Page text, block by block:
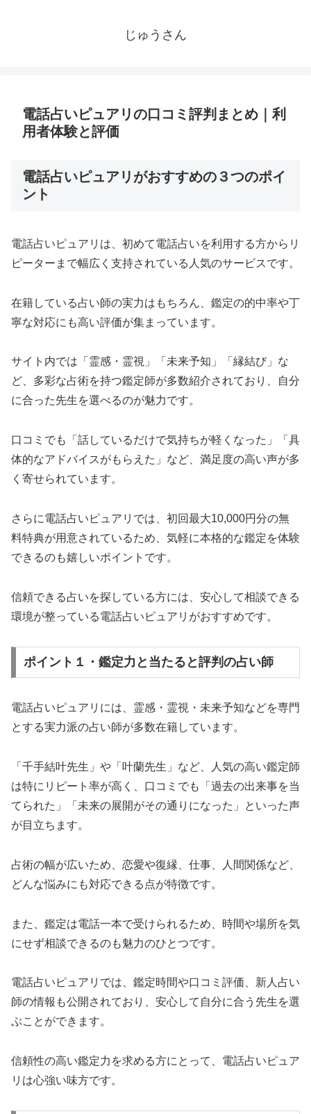
じゅうさん
電話占いピュアリの口コミ評判まとめ｜利
用者体験と評価
電話占いピュアリがおすすめの３つのポイ
ント
電話占いピュアリは、初めて電話占いを利用する方からリ
ピーターまで幅広く支持されている人気のサービスです。
在籍している占い師の実力はもちろん、鑑定の的中率や丁
寧な対応にも高い評価が集まっています。
サイト内では「霊感・霊視」「未来予知」「縁結び」な
ど、多彩な占術を持つ鑑定師が多数紹介されており、自分
に合った先生を選べるのが魅力です。
口コミでも「話しているだけで気持ちが軽くなった」「具
体的なアドバイスがもらえた」など、満足度の高い声が多
く寄せられています。
さらに電話占いピュアリでは、初回最大10,000円分の無
料特典が用意されているため、気軽に本格的な鑑定を体験
できるのも嬉しいポイントです。
信頼できる占いを探している方には、安心して相談できる
環境が整っている電話占いピュアリがおすすめです。
ポイント１・鑑定力と当たると評判の占い師
電話占いピュアリには、霊感・霊視・未来予知などを専門
とする実力派の占い師が多数在籍しています。
「千手結叶先生」や「叶蘭先生」など、人気の高い鑑定師
は特にリピート率が高く、口コミでも「過去の出来事を当
てられた」「未来の展開がその通りになった」といった声
が目立ちます。
占術の幅が広いため、恋愛や復縁、仕事、人間関係など、
どんな悩みにも対応できる点が特徴です。
また、鑑定は電話一本で受けられるため、時間や場所を気
にせず相談できるのも魅力のひとつです。
電話占いピュアリでは、鑑定時間や口コミ評価、新人占い
師の情報も公開されており、安心して自分に合う先生を選
ぶことができます。
信頼性の高い鑑定力を求める方にとって、電話占いピュア
リは心強い味方です。